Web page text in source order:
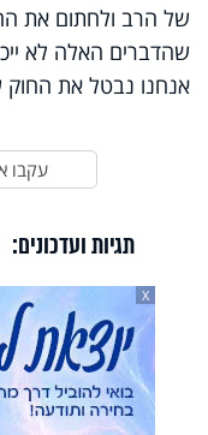
של הרב ולחתום את
שהדברים האלה לא
אנחנו נבטל את
עקבו
תגיות ועדכונים:
X